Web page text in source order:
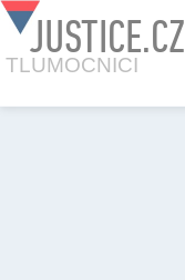
JUSTICE.CZ
TLUMOCNICI